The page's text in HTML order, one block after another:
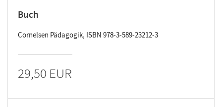
Buch
Cornelsen Pädagogik, ISBN 978-3-589-23212-3
29,50 EUR